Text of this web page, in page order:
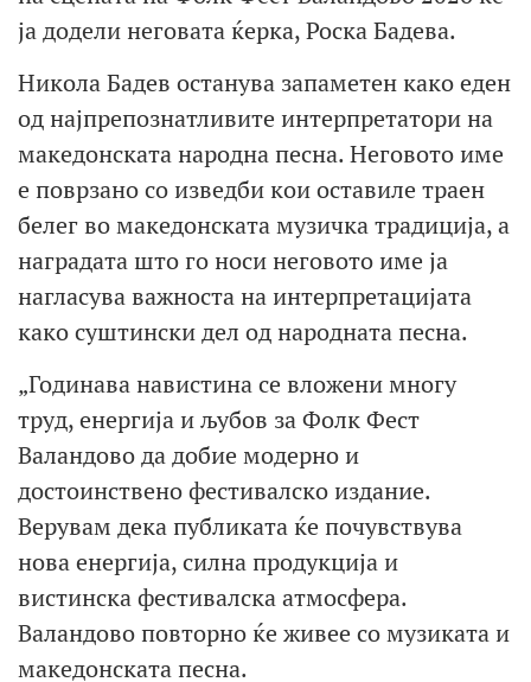
ја додели неговата ќерка, Роска Бадева.
Никола Бадев останува запаметен како еден
од најпрепознатливите интерпретатори на
македонската народна песна. Неговото име
е поврзано со изведби кои оставиле траен
белег во македонската музичка традиција, а
наградата што го носи неговото име ја
нагласува важноста на интерпретацијата
како суштински дел од народната песна.
„Годинава навистина се вложени многу
труд, енергија и љубов за Фолк Фест
Валандово да добие модерно и
достоинствено фестивалско издание.
Верувам дека публиката ќе почувствува
нова енергија, силна продукција и
вистинска фестивалска атмосфера.
Валандово повторно ќе живее со музиката и
македонската песна.